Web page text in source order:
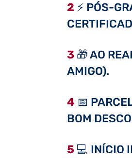
2 ⚡ PÓS-
3 🎁 AO
AMIGO).
4 📅
BOM
5 💻 INÍCIO